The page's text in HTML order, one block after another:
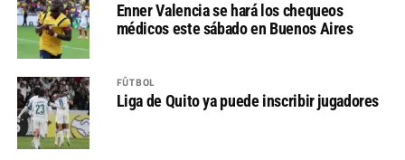
Enner Valencia se hará los chequeos
médicos este sábado en Buenos Aires
FÚTBOL
Liga de Quito ya puede inscribir jugadores